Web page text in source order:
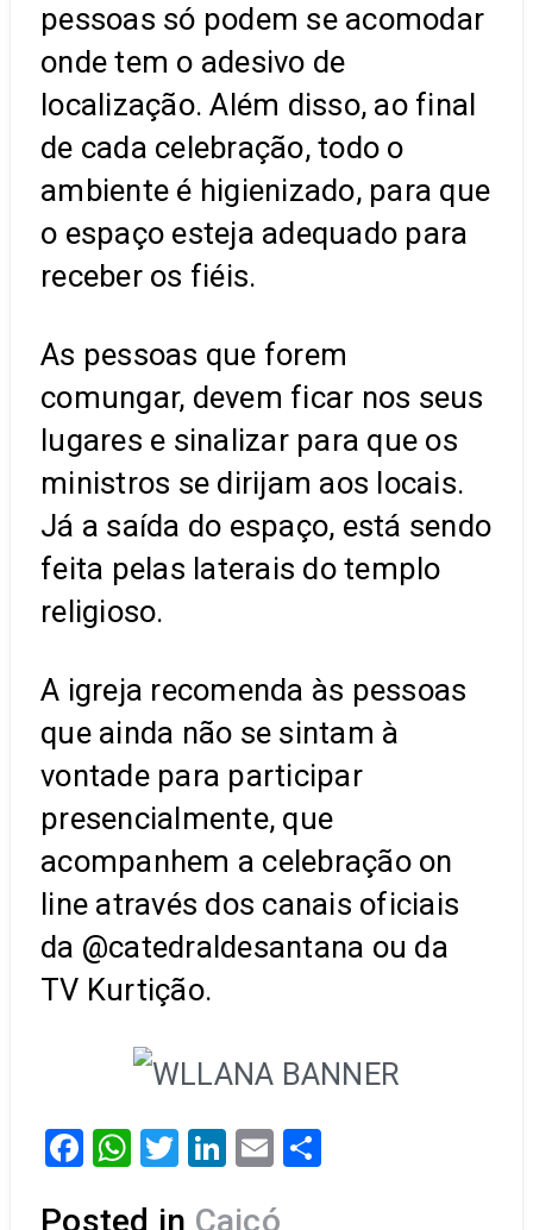
pessoas só podem se acomodar
onde tem o adesivo de
localização. Além disso, ao final
de cada celebração, todo o
ambiente é higienizado, para que
o espaço esteja adequado para
receber os fiéis.
As pessoas que forem
comungar, devem ficar nos seus
lugares e sinalizar para que os
ministros se dirijam aos locais.
Já a saída do espaço, está sendo
feita pelas laterais do templo
religioso.
A igreja recomenda às pessoas
que ainda não se sintam à
vontade para participar
presencialmente, que
acompanhem a celebração on
line através dos canais oficiais
da @catedraldesantana ou da
TV Kurtição.
Facebook
WhatsApp
Twitter
LinkedIn
Email
Posted in Caicó